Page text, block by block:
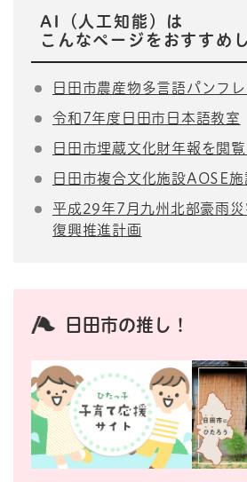
AI（人工知能）は
こんなページをおすすめ
日田市農産物多言語パンフ
令和7年度日田市日本語教室
日田市埋蔵文化財年報を閲
日田市複合文化施設AOSE
平成29年7月九州北部豪雨災
復興推進計画
日田市の推し！